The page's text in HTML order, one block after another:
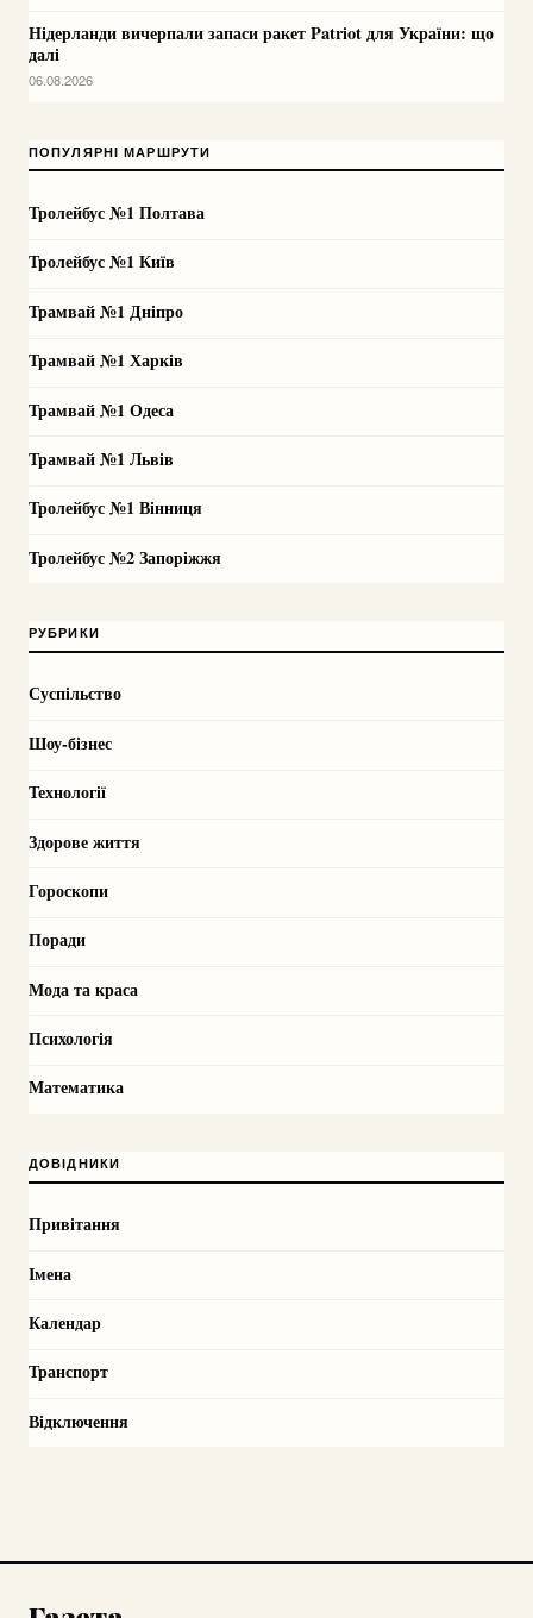
Нідерланди вичерпали запаси ракет Patriot для України: що
далі
06.08.2026
ПОПУЛЯРНІ МАРШРУТИ
Тролейбус №1 Полтава
Тролейбус №1 Київ
Трамвай №1 Дніпро
Трамвай №1 Харків
Трамвай №1 Одеса
Трамвай №1 Львів
Тролейбус №1 Вінниця
Тролейбус №2 Запоріжжя
РУБРИКИ
Суспільство
Шоу-бізнес
Технології
Здорове життя
Гороскопи
Поради
Мода та краса
Психологія
Математика
ДОВІДНИКИ
Привітання
Імена
Календар
Транспорт
Відключення